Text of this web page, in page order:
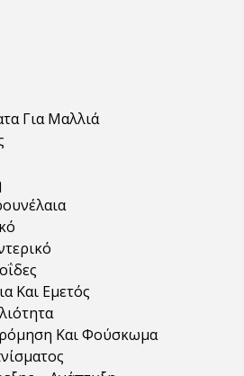
Για Μαλλιά
Και Εμετός
Και Φούσκωμα